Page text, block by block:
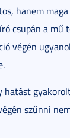
hanem
csupán a
végén
szűnni